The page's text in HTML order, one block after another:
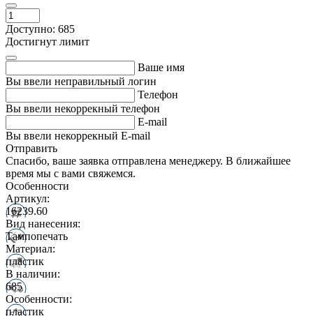
Доступно: 685
Достигнут лимит
Ваше имя
Вы ввели неправильный логин
Телефон
Вы ввели некоррекный телефон
E-mail
Вы ввели некоррекный E-mail
Отправить
Спасибо, ваше заявка отправлена менеджеру. В ближайшее
время мы с вами свяжемся.
Особенности
Артикул:
16239.60
Вид нанесения:
Тампопечать
Материал:
пластик
В наличии:
685
Особенности:
пластик